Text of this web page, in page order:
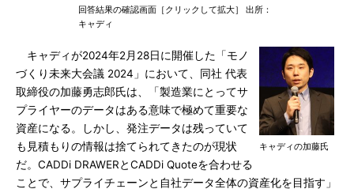
回答結果の確認画面［クリックして拡大］ 出所：
キャディ
キャディの加藤氏
キャディが2024年2月28日に開催した「モノ
づくり未来大会議 2024」において、同社 代表
取締役の加藤勇志郎氏は、「製造業にとってサ
プライヤーのデータはある意味で極めて重要な
資産になる。しかし、発注データは残っていて
も見積もりの情報は捨てられてきたのが現状
だ。CADDi DRAWERとCADDi Quoteを合わせる
ことで、サプライチェーンと自社データ全体の資産化を目指す」